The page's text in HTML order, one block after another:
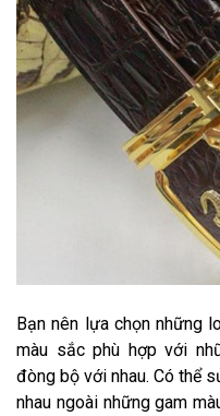
Bạn nên lựa chọn những
màu sắc phù hợp với
đòng bộ với nhau. Có thể
nhau ngoài những gam